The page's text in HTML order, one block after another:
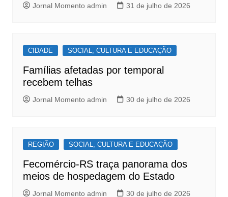
Jornal Momento admin 31 de julho de 2026
CIDADE SOCIAL, CULTURA E EDUCAÇÃO
Famílias afetadas por temporal
recebem telhas
Jornal Momento admin 30 de julho de 2026
REGIÃO SOCIAL, CULTURA E EDUCAÇÃO
Fecomércio-RS traça panorama dos
meios de hospedagem do Estado
Jornal Momento admin 30 de julho de 2026